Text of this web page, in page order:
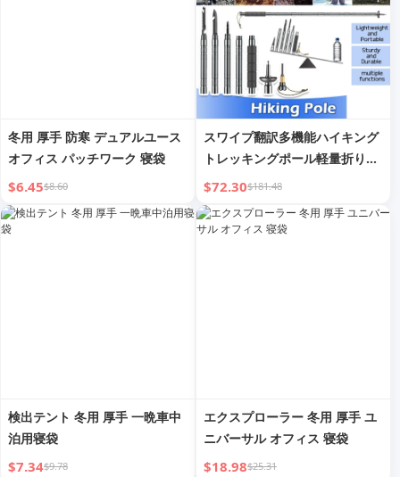
冬用 厚手 防寒 デュアルユース
オフィス パッチワーク 寝袋
$6.45$8.60
スワイプ翻訳多機能ハイキング
トレッキングポール軽量折りた
たみ式杖
$72.30$181.48
検出テント 冬用 厚手 一晩車中
泊用寝袋
$7.34$9.78
エクスプローラー 冬用 厚手 ユ
ニバーサル オフィス 寝袋
$18.98$25.31